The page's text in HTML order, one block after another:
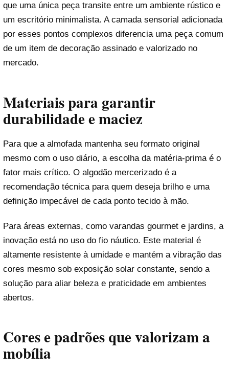
que uma única peça transite entre um ambiente rústico e
um escritório minimalista. A camada sensorial adicionada
por esses pontos complexos diferencia uma peça comum
de um item de decoração assinado e valorizado no
mercado.
Materiais para garantir
durabilidade e maciez
Para que a almofada mantenha seu formato original
mesmo com o uso diário, a escolha da matéria-prima é o
fator mais crítico. O algodão mercerizado é a
recomendação técnica para quem deseja brilho e uma
definição impecável de cada ponto tecido à mão.
Para áreas externas, como varandas gourmet e jardins, a
inovação está no uso do fio náutico. Este material é
altamente resistente à umidade e mantém a vibração das
cores mesmo sob exposição solar constante, sendo a
solução para aliar beleza e praticidade em ambientes
abertos.
Cores e padrões que valorizam a
mobília